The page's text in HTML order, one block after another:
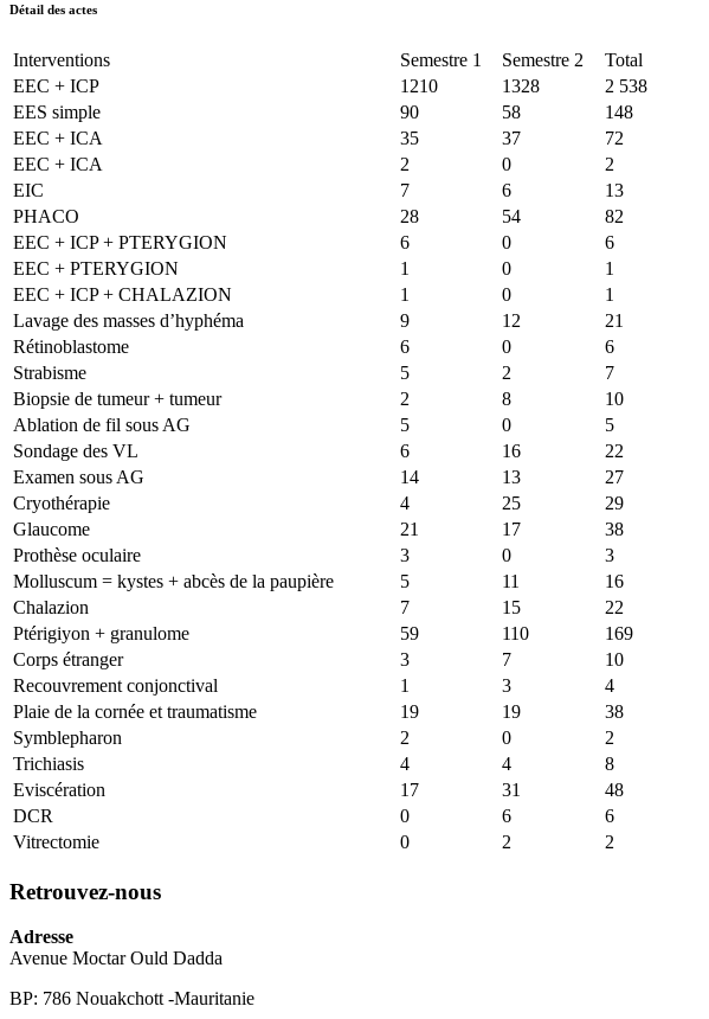
Détail des actes
Interventions Semestre 1 Semestre 2
Total
EEC + ICP
1210 1328
2 538
EES simple
90 58
148
EEC + ICA
35 37
72
EEC + ICA
2 0
2
EIC
7 6
13
PHACO
28 54
82
EEC + ICP + PTERYGION
6 0
6
EEC + PTERYGION
1 0
1
EEC + ICP + CHALAZION
1 0
1
Lavage des masses d’hyphéma
9 12
21
Rétinoblastome
6 0
6
Strabisme
5 2
7
Biopsie de tumeur + tumeur
2 8
10
Ablation de fil sous AG
5 0
5
Sondage des VL
6 16
22
Examen sous AG
14 13
27
Cryothérapie
4 25
29
Glaucome
21 17
38
Prothèse oculaire
3 0
3
Molluscum = kystes + abcès de la paupière
5 11
16
Chalazion
7 15
22
Ptérigiyon + granulome
59 110
169
Corps étranger
3 7
10
Recouvrement conjonctival
1 3
4
Plaie de la cornée et traumatisme
19 19
38
Symblepharon
2 0
2
Trichiasis
4 4
8
Eviscération
17 31
48
DCR
0 6
6
Vitrectomie
0 2 2
Retrouvez-nous
Adresse
Avenue Moctar Ould Dadda
BP: 786 Nouakchott -Mauritanie